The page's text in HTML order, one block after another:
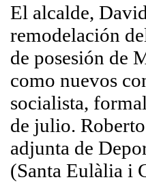
El alcalde,
remodelación
de posesión de
como nuevos
socialista,
de julio.
adjunta de
(Santa Eulàlia i